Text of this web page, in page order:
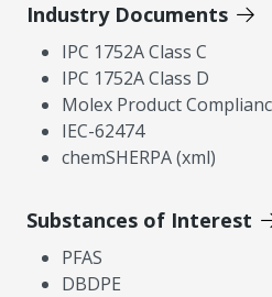
Industry Documents
IPC 1752A Class C
IPC 1752A Class D
Molex Product
IEC-62474
chemSHERPA (xml)
Substances of Interest
PFAS
DBDPE